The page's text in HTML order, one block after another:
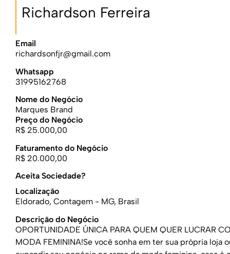
Richardson Ferreira
Email
richardsonfjr@gmail.com
Whatsapp
31995162768
Nome do Negócio
Marques Brand
Preço do Negócio
R$ 25.000,00
Faturamento do Negócio
R$ 20.000,00
Aceita Sociedade?
Localização
Eldorado, Contagem - MG, Brasil
Descrição do Negócio
OPORTUNIDADE ÚNICA PARA QUEM QUER LUCRAR
MODA FEMININA!Se você sonha em ter sua própria loja